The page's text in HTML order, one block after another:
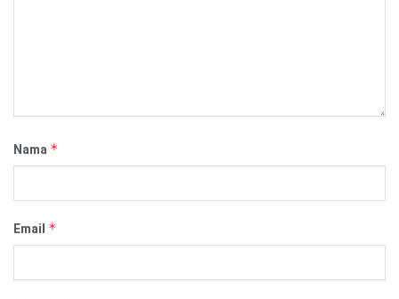
Nama *
Email *